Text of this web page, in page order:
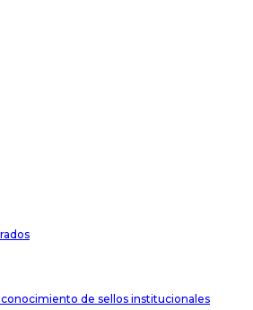
de sellos institucionales